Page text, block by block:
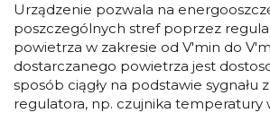
Urządzenie pozwala na
poszczególnych stref poprzez
powietrza w zakresie od V'min do
dostarczanego powietrza jest
sposób ciągły na podstawie sygnału
regulatora, np. czujnika temperatury